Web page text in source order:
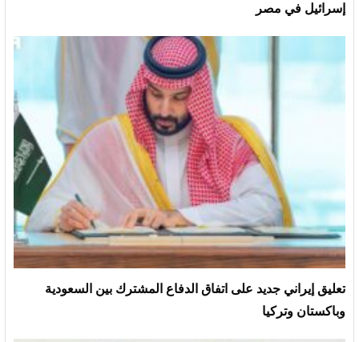
إسرائيل في مصر
تعليق إيراني جديد على اتفاق الدفاع المشترك بين السعودية
وباكستان وتركيا